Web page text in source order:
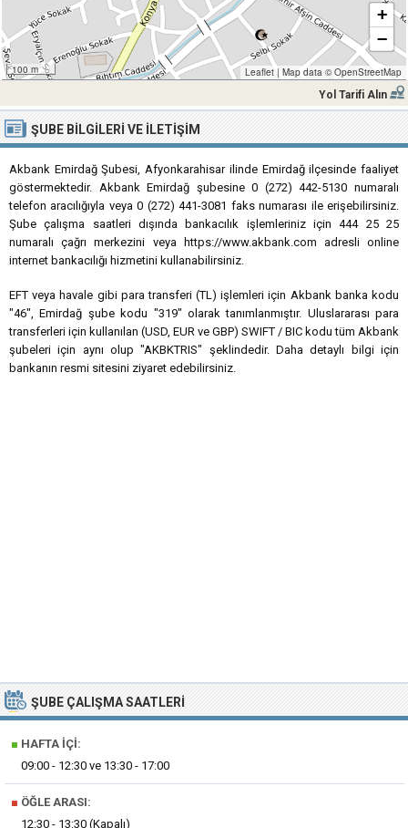
100 m
+
−
Leaflet | Map data © OpenStreetMap
Yol Tarifi Alın
ŞUBE BILGILERI VE İLETIŞIM
Akbank Emirdağ Şubesi, Afyonkarahisar ilinde Emirdağ ilçesinde faaliyet
göstermektedir. Akbank Emirdağ şubesine 0 (272) 442-5130 numaralı
telefon aracılığıyla veya 0 (272) 441-3081 faks numarası ile erişebilirsiniz.
Şube çalışma saatleri dışında bankacılık işlemleriniz için 444 25 25
numaralı çağrı merkezini veya https://www.akbank.com adresli online
internet bankacılığı hizmetini kullanabilirsiniz.
EFT veya havale gibi para transferi (TL) işlemleri için Akbank banka kodu
"46", Emirdağ şube kodu "319" olarak tanımlanmıştır. Uluslararası para
transferleri için kullanılan (USD, EUR ve GBP) SWIFT / BIC kodu tüm Akbank
şubeleri için aynı olup "AKBKTRIS" şeklindedir. Daha detaylı bilgi için
bankanın resmi sitesini ziyaret edebilirsiniz.
ŞUBE ÇALIŞMA SAATLERI
■ HAFTA İÇI:
09:00 - 12:30 ve 13:30 - 17:00
■ ÖĞLE ARASI:
12:30 - 13:30 (Kapalı)